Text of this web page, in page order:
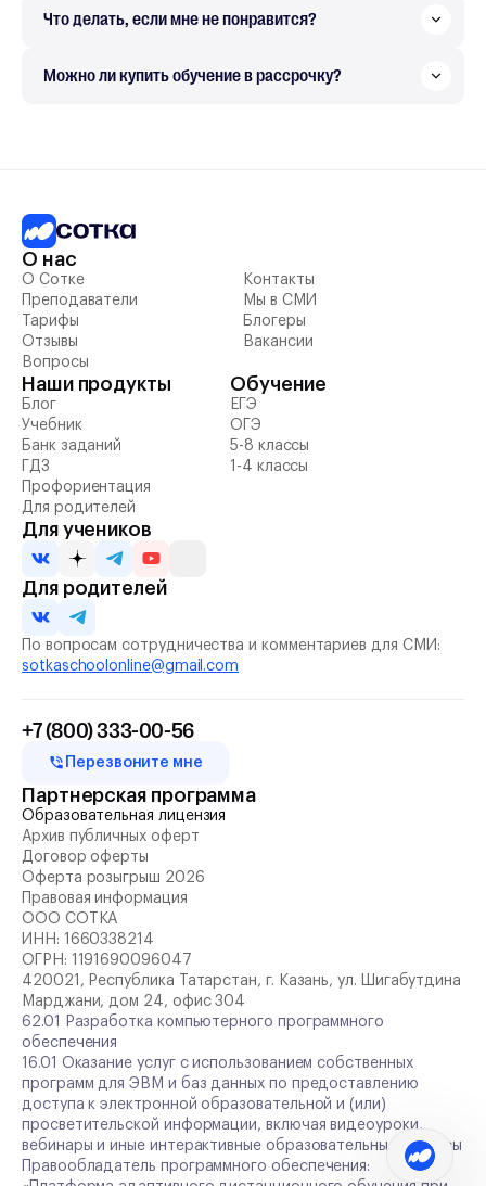
Что делать, если мне не понравится?
Можно ли купить обучение в рассрочку?
О нас
О Сотке
Преподаватели
Тарифы
Отзывы
Вопросы
Контакты
Мы в СМИ
Блогеры
Вакансии
Наши продукты
Блог
Учебник
Банк заданий
ГДЗ
Профориентация
Для родителей
Обучение
ЕГЭ
ОГЭ
5-8 классы
1-4 классы
Для учеников
Для родителей
По вопросам сотрудничества и комментариев для СМИ:
sotkaschoolonline@gmail.com
+7 (800) 333-00-56
Перезвоните мне
Партнерская программа
Образовательная лицензия
Архив публичных оферт
Договор оферты
Оферта розыгрыш 2026
Правовая информация
ООО СОТКА
ИНН: 1660338214
ОГРН: 1191690096047
420021, Республика Татарстан, г. Казань, ул. Шигабутдина
Марджани, дом 24, офис 304
62.01 Разработка компьютерного программного
обеспечения
16.01 Оказание услуг с использованием собственных
программ для ЭВМ и баз данных по предоставлению
доступа к электронной образовательной и (или)
просветительской информации, включая видеоуроки,
вебинары и иные интерактивные образовательные сервисы
Правообладатель программного обеспечения: